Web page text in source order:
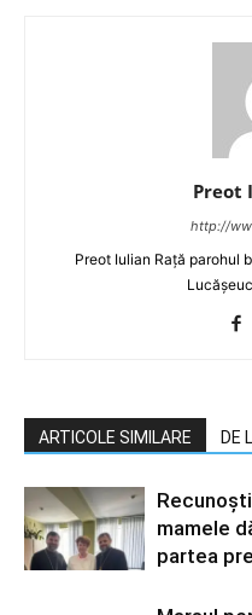
Preot
http://
Preot Iulian Rață parohul
ARTICOLE SIMILARE DE
mamele
partea